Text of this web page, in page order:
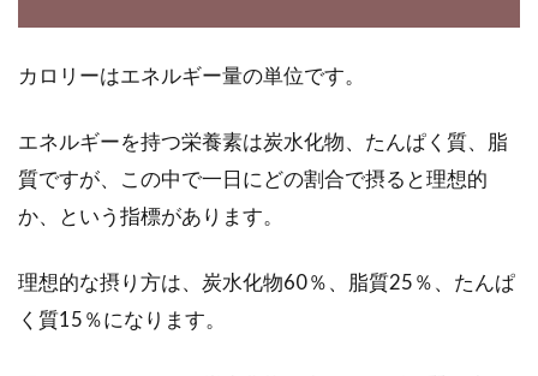
カロリーはエネルギー量の単位です。
エネルギーを持つ栄養素は炭水化物、たんぱく質、脂
質ですが、この中で一日にどの割合で摂ると理想的
か、という指標があります。
理想的な摂り方は、炭水化物60％、脂質25％、たんぱ
く質15％になります。